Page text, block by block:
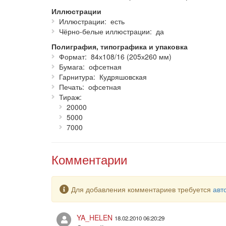
Иллюстрации
Иллюстрации
есть
Чёрно-белые иллюстрации
да
Полиграфия, типографика и упаковка
Формат 84х108/16 (205х260 мм)
Бумага офсетная
Гарнитура
Кудряшовская
Печать офсетная
Тираж
20000
5000
7000
Комментарии
Предупреждение
Для добавления комментариев требуется
YA_HELEN 18.02.2010 06:20:29